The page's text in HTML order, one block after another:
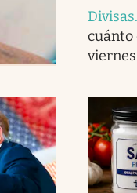
Divisas.
cuánto